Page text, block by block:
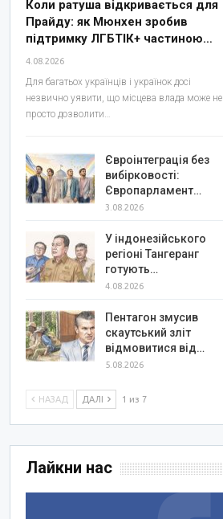
Коли ратуша відкривається для
Прайду: як Мюнхен зробив
підтримку ЛГБТІК+ частиною…
4.08.2026
Для багатьох українців і українок досі
незвично уявити, що місцева влада може не
просто дозволити…
Євроінтеграція без
вибірковості:
Європарламент…
3.08.2026
У індонезійського
регіоні Тангеранг
готують…
4.08.2026
Пентагон змусив
скаутський зліт
відмовитися від…
5.08.2026
НАЗАД ДАЛІ 1 из 7
Лайкни нас